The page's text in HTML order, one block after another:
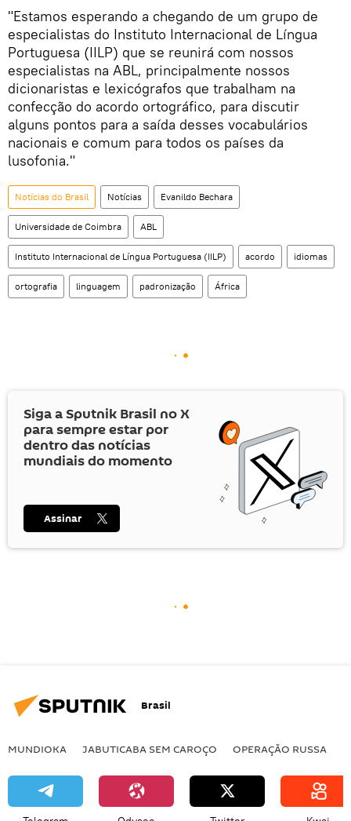
"Estamos esperando a chegando de um grupo de
especialistas do Instituto Internacional de Língua
Portuguesa (IILP) que se reunirá com nossos
especialistas na ABL, principalmente nossos
dicionaristas e lexicógrafos que trabalham na
confecção do acordo ortográfico, para discutir
alguns pontos para a saída desses vocabulários
nacionais e comum para todos os países da
lusofonia."
Notícias do Brasil Notícias Evanildo Bechara
Universidade de Coimbra ABL
Instituto Internacional de Língua Portuguesa (IILP) acordo idiomas
ortografia linguagem padronização África
Siga a Sputnik Brasil noX
para sempre estar por
dentro das notícias
mundiais do momento
Assinar
Brasil
MUNDIOKA JABUTICABA SEM CAROÇO OPERAÇÃO RUSSA